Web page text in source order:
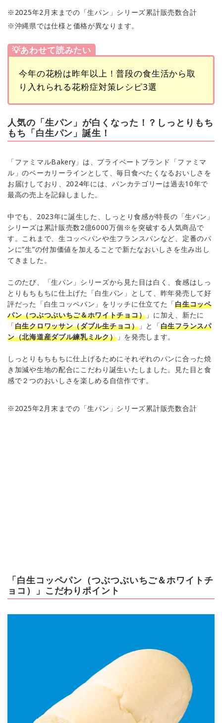
※2025年2月末までの「生パン」シリーズ累計販売数合計
※沖縄県では仕様と価格が異なります。
💡あわせて読みたい
今年の花粉は昨年以上！普段の食生活から取
り入れられる花粉症対策レシピ3選
人気の「生パン」が白くなった！？しっとりもち
もち「白生パン」誕生！
「ファミマルBakery」は、プライベートブランド「ファミマ
ル」のベーカリーラインとして、毎日食べたくなるおいしさを
お届けしており、2024年には、パンカテゴリーは過去10年で
最高の売上を記録しました。
中でも、2023年に誕生した、しっとり食感が特長の「生パン」
シリーズは累計販売数2億6000万個※を突破する人気商品で
す。これまで、生コッペパンや生フランスパンなど、定番のパ
ンに”生”の付加価値を加えることで新たなおいしさを生み出し
てきました。
このたび、「生パン」シリーズから見た目は白く、食感はしっ
とりもちもちに仕上げた「白生パン」として、昨年発売して好
評だった「白生コッペパン」をリッチに仕立てた「白生コッペ
パン（つぶつぶいちご＆ホワイトチョコ） 」に加え、新たに
「白生クロワッサン（ダブル生チョコ）」と「白生フランスパ
ン（北海道産ダブル練乳ミルク）」を発売します。
しっとりもちもちに仕上げるためにそれぞれのパンに合った焼
き加減や生地の配合にこだわり誕生いたしました。見た目と食
感で２つのおいしさを楽しめる自信作です。
※2025年2月末までの「生パン」シリーズ累計販売数合計
「白生コッペパン（つぶつぶいちご＆ホワイトチ
ョコ）」こだわりポイント